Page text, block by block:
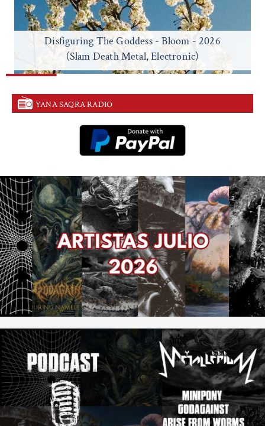
Disfiguring The Goddess - Bloom - 2026
(Slam Death Metal, Electronic)
YANA SAQRA RADIO